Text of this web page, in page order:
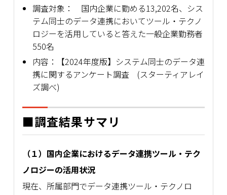
調査対象： 国内企業に勤める13,202名、シス
テム同士のデータ連携においてツール・テクノ
ロジーを活用していると答えた一般企業勤務者
550名
内容：【2024年度版】システム同士のデータ連
携に関するアンケート調査 (スターティアレイ
ズ調べ)
■調査結果サマリ
（１）国内企業におけるデータ連携ツール・テク
ノロジーの活用状況
現在、所属部門でデータ連携ツール・テクノロ